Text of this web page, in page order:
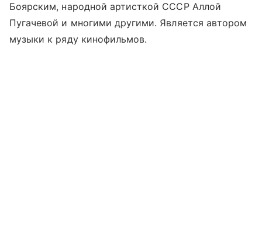
Боярским, народной артисткой СССР Аллой
Пугачевой и многими другими. Является автором
музыки к ряду кинофильмов.